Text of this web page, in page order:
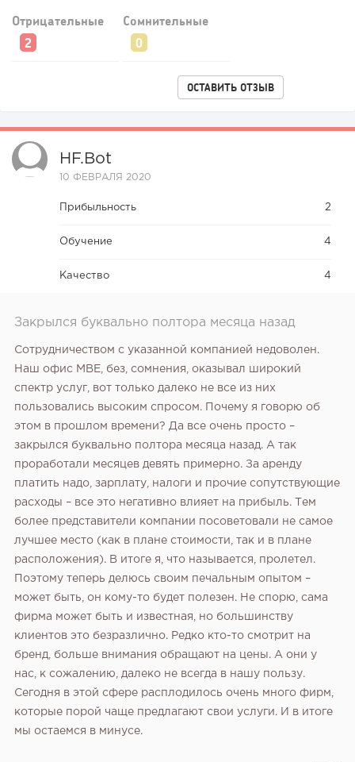
Отрицательные Сомнительные
ОСТАВИТЬ ОТЗЫВ
HF.bot
10 ФЕВРАЛЯ 2020
Прибыльность 2
Обучение 4
Качество 4
Закрылся буквально полтора месяца назад
Сотрудничеством с указанной компанией недоволен.
Наш офис MBE, без, сомнения, оказывал широкий
спектр услуг, вот только далеко не все из них
пользовались высоким спросом. Почему я говорю об
этом в прошлом времени? Да все очень просто –
закрылся буквально полтора месяца назад. А так
проработали месяцев девять примерно. За аренду
платить надо, зарплату, налоги и прочие сопутствующие
расходы – все это негативно влияет на прибыль. Тем
более представители компании посоветовали не самое
лучшее место (как в плане стоимости, так и в плане
расположения). В итоге я, что называется, пролетел.
Поэтому теперь делюсь своим печальным опытом –
может быть, он кому-то будет полезен. Не спорю, сама
фирма может быть и известная, но большинству
клиентов это безразлично. Редко кто-то смотрит на
бренд, больше внимания обращают на цены. А они у
нас, к сожалению, далеко не всегда в нашу пользу.
Сегодня в этой сфере расплодилось очень много фирм,
которые порой чаще предлагают свои услуги. И в итоге
мы остаемся в минусе.